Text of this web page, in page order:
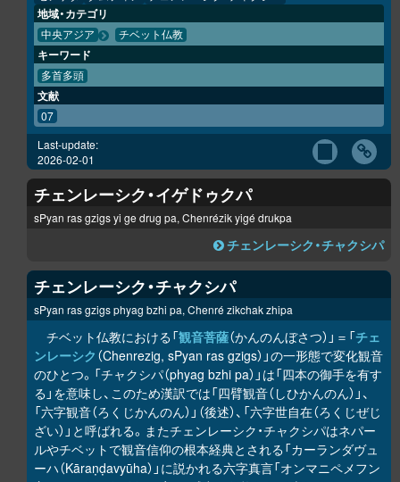
地域・カテゴリ
中央アジア チベット仏教
キーワード
多首多頭
文献
07
Last-update:
2026-02-01
チェンレーシク・イゲドゥクパ
sPyan ras gzigs yi ge drug pa, Chenrézik yigé drukpa
チェンレーシク・チャクシパ
チェンレーシク・チャクシパ
sPyan ras gzigs phyag bzhi pa, Chenré zikchak zhipa
チベット仏教における「観音菩薩（かんのんぼさつ）」＝「チェ
ンレーシク （Chenrezig, sPyan ras gzigs）」の一形態で変化観音
のひとつ。「チャクシパ（phyag bzhi pa）」は「四本の御手を有す
る」を意味し、このため漢訳では「四臂観音（しひかんのん）」、
「六字観音（ろくじかんのん）」（後述）、「六字世自在（ろくじぜじ
ざい）」と呼ばれる。またチェンレーシク・チャクシパはネパー
ルやチベットで観音信仰の根本経典とされる「カーランダヴュ
ーハ（Kāraṇḍavyūha）」に説かれる六字真言「オンマニペメフン